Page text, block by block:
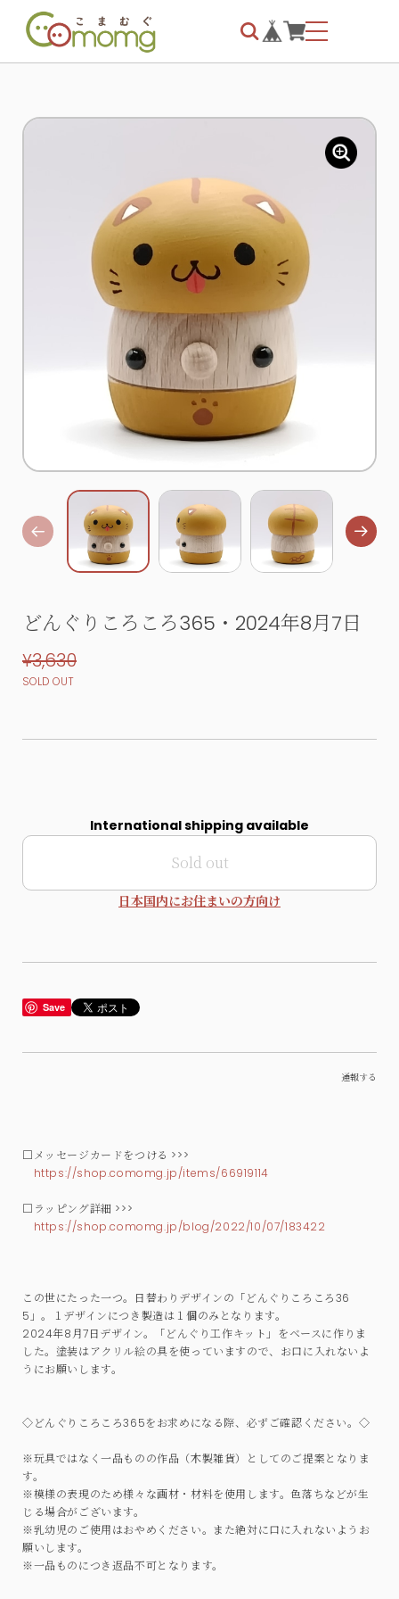
どんぐりころころ365・2024年8月7日
¥3,630
SOLD OUT
International shipping available
Sold out
日本国内にお住まいの方向け
Save
通報する
□メッセージカードをつける >>>
https://shop.comomg.jp/items/66919114
□ラッピング詳細 >>>
https://shop.comomg.jp/blog/2022/10/07/183422
この世にたった一つ。日替わりデザインの「どんぐりころころ36
5」。１デザインにつき製造は１個のみとなります。
2024年8月7日デザイン。「どんぐり工作キット」をベースに作りま
した。塗装はアクリル絵の具を使っていますので、お口に入れないよ
うにお願いします。
◇どんぐりころころ365をお求めになる際、必ずご確認ください。◇
※玩具ではなく一品ものの作品（木製雑貨）としてのご提案となりま
す。
※模様の表現のため様々な画材・材料を使用します。色落ちなどが生
じる場合がございます。
※乳幼児のご使用はおやめください。また絶対に口に入れないようお
願いします。
※一品ものにつき返品不可となります。